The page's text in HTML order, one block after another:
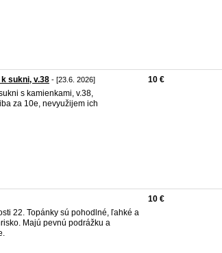
sukni, v.38 - [23.6. 2026]
s kamienkami, v.38,
za 10e, nevyužijem ich
10 €
22. Topánky sú pohodlné, ľahké a
Majú pevnú podrážku a
10 €